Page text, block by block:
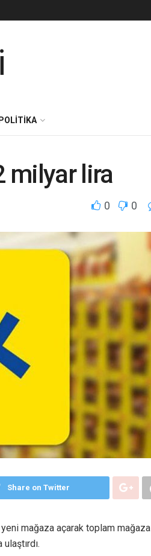
POLITIKA
milyar lira
0 0
Share on Twitter
mağaza açarak toplam mağaza